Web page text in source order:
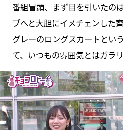
番組冒頭、まず目を引いたの
ブへと大胆にイメチェンした
グレーのロングスカートとい
て、いつもの雰囲気とはガラ